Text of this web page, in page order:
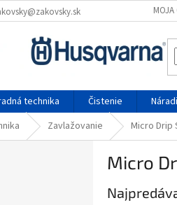
technika Čistenie
Zavlažovanie Micro Drip
Micro